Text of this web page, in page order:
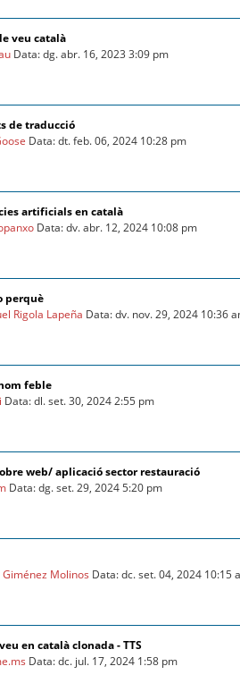
veu català
Data: dg. abr. 16, 2023 3:09 pm
de traducció
Data: dt. feb. 06, 2024 10:28 pm
artificials en català
Data: dv. abr. 12, 2024 10:08 pm
perquè
Rigola Lapeña Data: dv. nov. 29, 2024 10:36
feble
Data: dl. set. 30, 2024 2:55 pm
web/ aplicació sector restauració
Data: dg. set. 29, 2024 5:20 pm
Giménez Molinos Data: dc. set. 04, 2024 10:15
en català clonada - TTS
Data: dc. jul. 17, 2024 1:58 pm